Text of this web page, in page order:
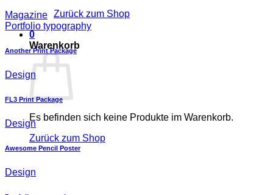
Zurück zum Shop
0
Warenkorb
Es befinden sich keine Produkte im Warenkorb.
Zurück zum Shop
Magazine
Portfolio typography
Another Print Package
Design
FL3 Print Package
Design
Awesome Pencil Poster
Design